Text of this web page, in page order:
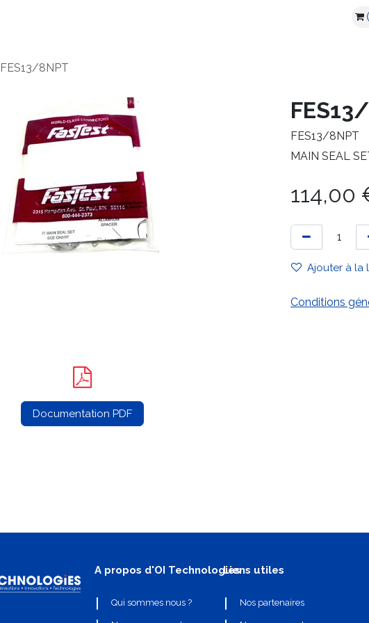
FES13/8NPT
FES13/8NPT
MAIN SEAL
114,00
Ajouter à la
Conditions
Documentation PDF
A propos d'OI Technologies
Qui sommes nous ?
Liens utiles
Nos partenaires